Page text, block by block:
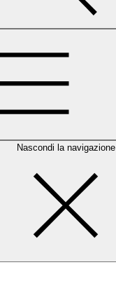
Nascondi la navigazione